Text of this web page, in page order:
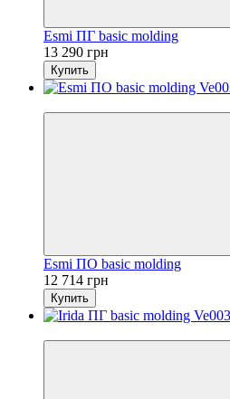
Esmi ПГ basic molding
13 290 грн
Купить
Esmi ПO basic molding
12 714 грн
Купить